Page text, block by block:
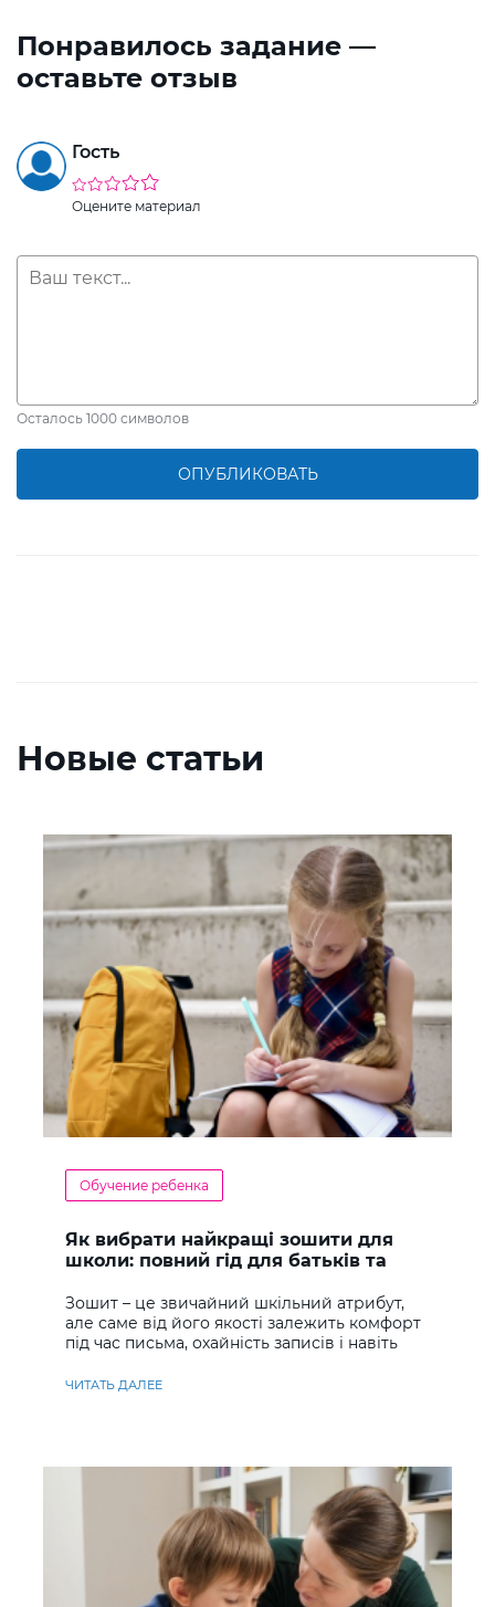
Понравилось задание —
оставьте отзыв
Гость
Оцените материал
Осталось 1000 символов
ОПУБЛИКОВАТЬ
Новые статьи
Обучение ребенка
Як вибрати найкращі зошити для
школи: повний гід для батьків та
Зошит – це звичайний шкільний атрибут,
але саме від його якості залежить комфорт
під час письма, охайність записів і навіть
ЧИТАТЬ ДАЛЕЕ